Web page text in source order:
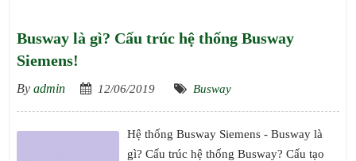
Busway là gì? Cấu trúc hệ thống Busway
Siemens!
By admin 12/06/2019 Busway
Hệ thống Busway Siemens - Busway là
gì? Cấu trúc hệ thống Busway? Cấu tạo